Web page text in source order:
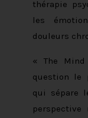
thérapie
les
douleurs
« The
question le
qui sépare